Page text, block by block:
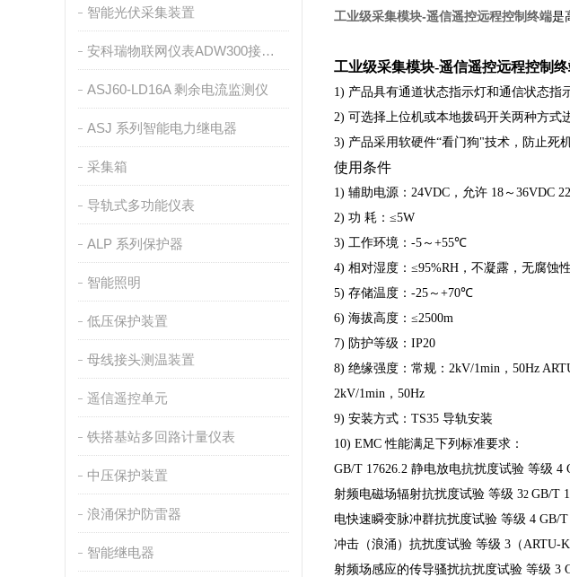
智能光伏采集装置
安科瑞物联网仪表ADW300接入ONENET平台介绍
ASJ60-LD16A 剩余电流监测仪
ASJ 系列智能电力继电器
采集箱
导轨式多功能仪表
ALP 系列保护器
智能照明
低压保护装置
母线接头测温装置
遥信遥控单元
铁搭基站多回路计量仪表
中压保护装置
浪涌保护防雷器
智能继电器
工业级采集模块-遥信遥控远程控制终端是
工业级采集模块-遥信遥控远程控制
1) 产品具有通道状态指示灯和通信状态指
2) 可选择上位机或本地拨码开关两种方式
3) 产品采用软硬件“看门狗"技术，防止死
使用条件
1) 辅助电源： 24VDC ，允许 18 ～ 36VDC
2) 功 耗： ≤5W
3) 工作环境： -5 ～ +55℃
4) 相对湿度： ≤95%RH ，不凝露，无腐蚀
5) 存储温度： -25 ～ +70℃
6) 海拔高度： ≤2500m
7) 防护等级： IP20
8) 绝缘强度：常规： 2kV/1min ， 50Hz
2kV/1min ， 50Hz
9) 安装方式： TS35 导轨安装
10) EMC性能满足下列标准要求：
GB/T 17626.2 静电放电抗扰度试验 等级 4
射频电磁场辐射抗扰度试验 等级 32 GB/T
电快速瞬变脉冲群抗扰度试验 等级 4 GB/T
冲击（浪涌）抗扰度试验 等级 3 （ARTU-
射频场感应的传导骚扰抗扰度试验 等级 3